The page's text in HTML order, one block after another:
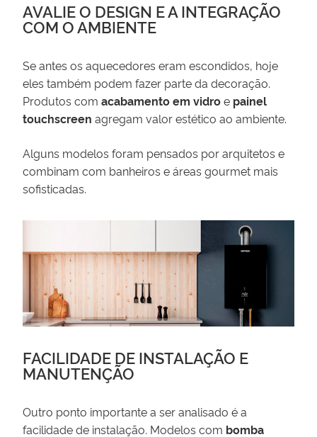
AVALIE O DESIGN E A INTEGRAÇÃO
COM O AMBIENTE
Se antes os aquecedores eram escondidos, hoje
eles também podem fazer parte da decoração.
Produtos com acabamento em vidroe painel
touchscreen agregam valor estético ao ambiente.
Alguns modelos foram pensados por arquitetos e
combinam com banheiros e áreas gourmet mais
sofisticadas.
FACILIDADE DE INSTALAÇÃO E
MANUTENÇÃO
Outro ponto importante a ser analisado é a
facilidade de instalação. Modelos com bomba